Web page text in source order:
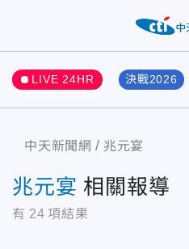
LIVE 24HR 決戰2026
中天新聞網 兆元宴
兆元宴 相關報導
有 24 項結果